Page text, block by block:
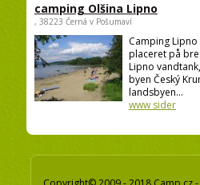
camping Olšina Lipno
, 38223 Černá v Pošumaví
Camping Lipno
placeret på
Lipno
byen Český
landsbyen...
www sider